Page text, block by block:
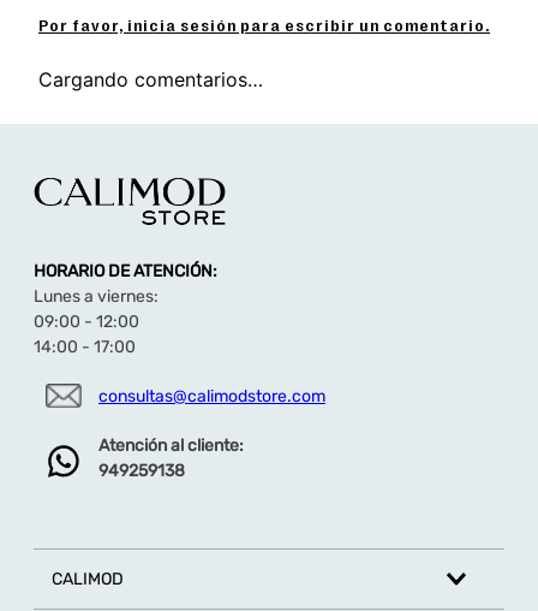
Por favor, inicia sesión para escribir un comentario.
Cargando comentarios…
HORARIO DE ATENCIÓN:
Lunes a viernes:
09:00 - 12:00
14:00 - 17:00
consultas@calimodstore.com
Atención al cliente:
949259138
CALIMOD